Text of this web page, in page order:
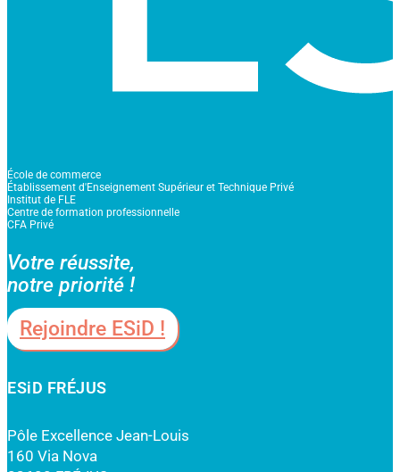
École de commerce
Établissement d'Enseignement Supérieur et Technique Privé
Institut de FLE
Centre de formation professionnelle
CFA Privé
Votre réussite,
notre priorité !
Rejoindre ESiD !
ESiD FRÉJUS
Pôle Excellence Jean-Louis
160 Via Nova